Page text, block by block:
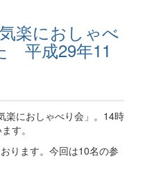
楽におしゃべ
平成29年11
におしゃべり会」。14時
す。
ります。今回は10名の参